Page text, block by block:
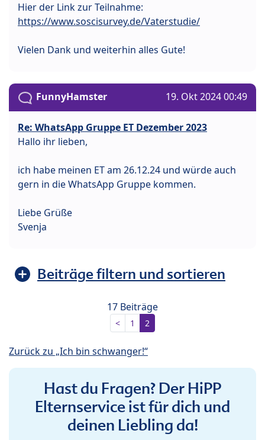
Hier der Link zur Teilnahme:
https://www.soscisurvey.de/Vaterstudie/
Vielen Dank und weiterhin alles Gute!
FunnyHamster 19. Okt 2024 00:49
Re: WhatsApp Gruppe ET Dezember 2023
Hallo ihr lieben,
ich habe meinen ET am 26.12.24 und würde auch
gern in die WhatsApp Gruppe kommen.
Liebe Grüße
Svenja
Beiträge filtern und sortieren
17 Beiträge
< 1 2
Zurück zu „Ich bin schwanger!“
Hast du Fragen? Der HiPP
Elternservice ist für dich und
deinen Liebling da!